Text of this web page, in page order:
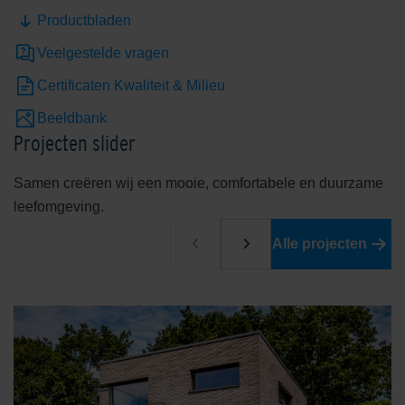
Nardo Rouge De Wallonie
Productbladen
Veelgestelde vragen
Certificaten Kwaliteit & Milieu
Beeldbank
Projecten slider
Samen creëren wij een mooie, comfortabele en duurzame
leefomgeving.
Alle projecten